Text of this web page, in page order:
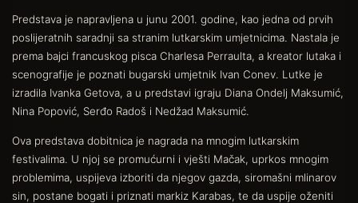
Predstava je napravljena u junu 2001. godine, kao jedna od prvih
poslijeratnih saradnji sa stranim lutkarskim umjetnicima. Nastala je
prema bajci francuskog pisca Charlesa Perraulta, a kreator lutaka i
scenografije je poznati bugarski umjetnik Ivan Conev. Lutke je
izradila Ivanka Getova, a u predstavi igraju Diana Ondelj Maksumić,
Nina Popović, Serđo Radoš i Nedžad Maksumić.
Ova predstava dobitnica je nagrada na mnogim lutkarskim
festivalima. U njoj se promućurni i vješti Mačak, uprkos mnogim
problemima, uspijeva izboriti da njegov gazda, siromašni mlinarov
sin, postane bogati i priznati markiz Karabas, te da uspije oženiti